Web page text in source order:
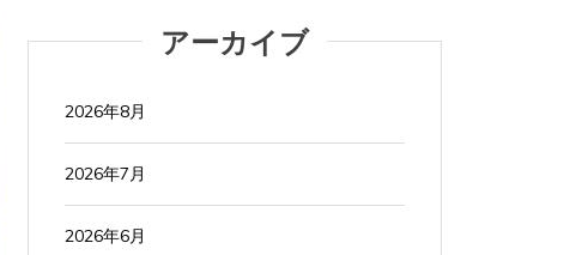
アーカイブ
2026年8月
2026年7月
2026年6月